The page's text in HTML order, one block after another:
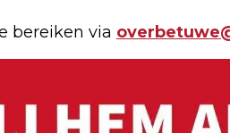
bereiken via